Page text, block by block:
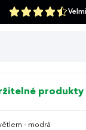
produkty
- modrá